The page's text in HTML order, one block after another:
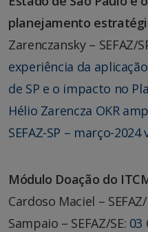
planejamento
Zarenczansky – SEFAZ/
experiência da
de SP e o impacto no
Hélio Zarencza OKR
SEFAZ-SP – março-2024
Módulo Doação do
Cardoso Maciel –
Sampaio – SEFAZ/SE: 03